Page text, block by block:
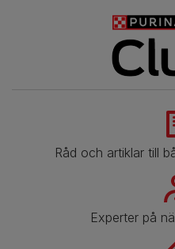
Råd och artiklar till
Experter på